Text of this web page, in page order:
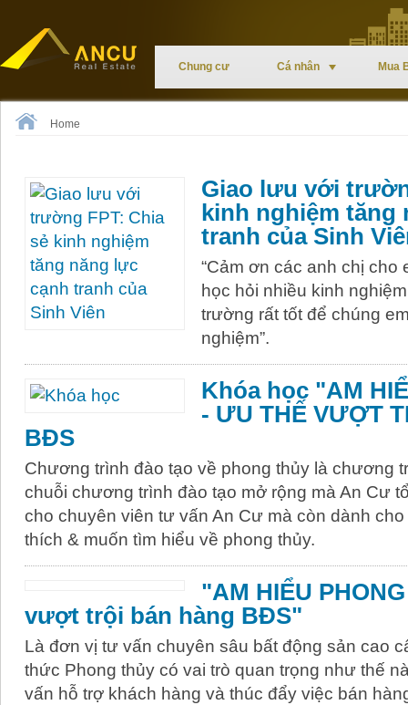
Chung cư Cá nhân Mua
Home
Giao lưu với
kinh nghiệm tăng
tranh của Sinh
“Cảm ơn các anh chị
học hỏi nhiều kinh
trường rất tốt để chúng
nghiệm”.
Khóa học "AM
- ƯU THẾ VƯỢT
BĐS
Chương trình đào tạo về phong thủy là chương
chuỗi chương trình đào tạo mở rộng mà An Cư
cho chuyên viên tư vấn An Cư mà còn dành
thích & muốn tìm hiểu về phong thủy.
"AM HIỂU
vượt trội bán hàng BĐS"
Là đơn vị tư vấn chuyên sâu bất động sản cao
thức Phong thủy có vai trò quan trọng như thế
vấn hỗ trợ khách hàng và thúc đẩy việc bán